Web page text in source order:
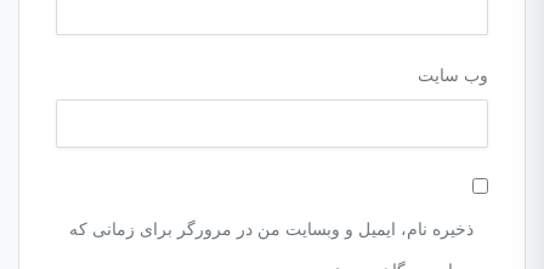
وب‌ سایت
ذخیره نام، ایمیل و وبسایت من در مرورگر برای زمانی که